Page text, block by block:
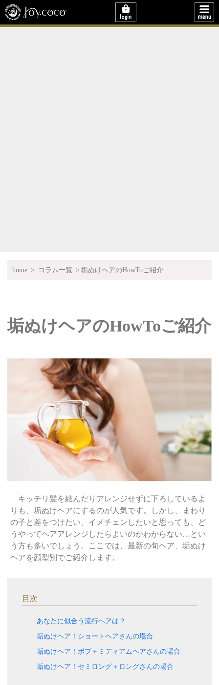
home コラム一覧 垢ぬけヘアのHowToご紹介
垢ぬけヘアのHowToご紹介
キッチリ髪を結んだりアレンジせずに下ろしているよ
りも、垢ぬけヘアにするのが人気です。しかし、まわり
の子と差をつけたい、イメチェンしたいと思っても、ど
うやってヘアアレンジしたらよいのかわからない…とい
う方も多いでしょう。ここでは、最新の旬ヘア、垢ぬけ
ヘアを顔型別でご紹介します。
目次
あなたに似合う流行ヘアは？
垢ぬけヘア！ショートヘアさんの場合
垢ぬけヘア！ボブ＋ミディアムヘアさんの場合
垢ぬけヘア！セミロング＋ロングさんの場合